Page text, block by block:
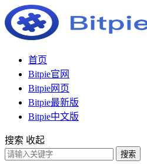
首页
Bitpie官网
Bitpie网页
Bitpie最新版
Bitpie中文版
搜索 收起
搜索